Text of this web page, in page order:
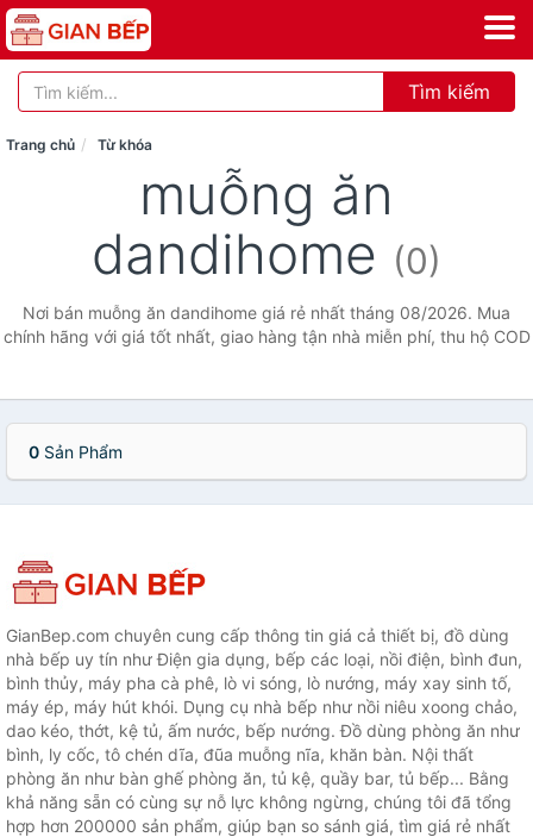
Tìm kiếm
Trang chủ Từ khóa
muỗng ăn
dandihome (0)
Nơi bán muỗng ăn dandihome giá rẻ nhất tháng 08/2026. Mua
chính hãng với giá tốt nhất, giao hàng tận nhà miễn phí, thu hộ COD
0 Sản Phẩm
GianBep.com chuyên cung cấp thông tin giá cả thiết bị, đồ dùng
nhà bếp uy tín như Điện gia dụng, bếp các loại, nồi điện, bình đun,
bình thủy, máy pha cà phê, lò vi sóng, lò nướng, máy xay sinh tố,
máy ép, máy hút khói. Dụng cụ nhà bếp như nồi niêu xoong chảo,
dao kéo, thớt, kệ tủ, ấm nước, bếp nướng. Đồ dùng phòng ăn như
bình, ly cốc, tô chén dĩa, đũa muỗng nĩa, khăn bàn. Nội thất
phòng ăn như bàn ghế phòng ăn, tủ kệ, quầy bar, tủ bếp... Bằng
khả năng sẵn có cùng sự nỗ lực không ngừng, chúng tôi đã tổng
hợp hơn 200000 sản phẩm, giúp bạn so sánh giá, tìm giá rẻ nhất